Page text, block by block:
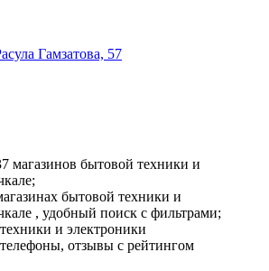
Гамзатова, 57
магазинов бытовой техники и
бытовой техники и
, удобный поиск с фильтрами;
и электроники
отзывы с рейтингом